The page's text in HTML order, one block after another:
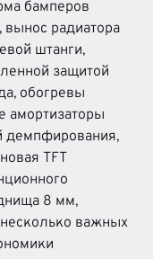
бамперов
радиатора
штанги,
защитой
обогревы
амортизаторы
демпфирования,
TFT
8 мм,
важных